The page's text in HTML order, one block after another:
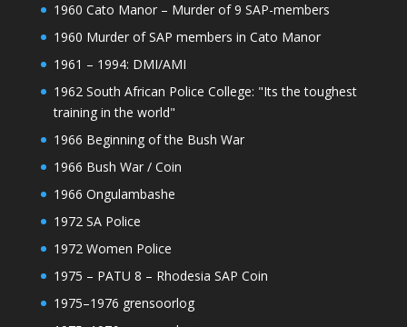
1960 Cato Manor – Murder of 9 SAP-members
1960 Murder of SAP members in Cato Manor
1961 – 1994: DMI/AMI
1962 South African Police College: "Its the toughest
training in the world"
1966 Beginning of the Bush War
1966 Bush War / Coin
1966 Ongulambashe
1972 SA Police
1972 Women Police
1975 – PATU 8 – Rhodesia SAP Coin
1975–1976 grensoorlog